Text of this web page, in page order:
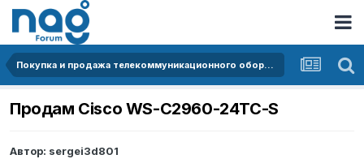
Покупка и продажа телекоммуникационного оборудования
Продам Cisco WS-C2960-24TC-S
Автор: sergei3d801